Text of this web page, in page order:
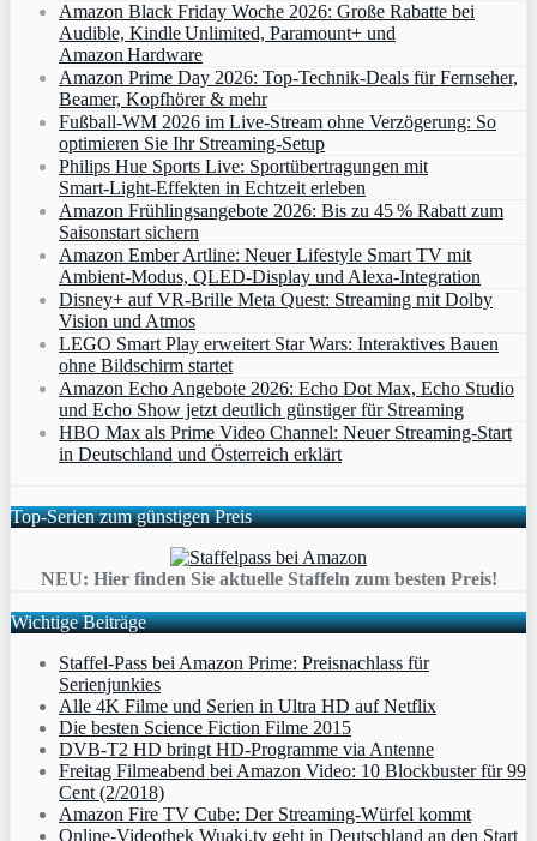
Amazon Black Friday Woche 2026: Große Rabatte bei
Audible, Kindle Unlimited, Paramount+ und
Amazon Hardware
Amazon Prime Day 2026: Top-Technik-Deals für Fernseher,
Beamer, Kopfhörer & mehr
Fußball-WM 2026 im Live-Stream ohne Verzögerung: So
optimieren Sie Ihr Streaming-Setup
Philips Hue Sports Live: Sportübertragungen mit
Smart‑Light‑Effekten in Echtzeit erleben
Amazon Frühlingsangebote 2026: Bis zu 45 % Rabatt zum
Saisonstart sichern
Amazon Ember Artline: Neuer Lifestyle Smart TV mit
Ambient‑Modus, QLED‑Display und Alexa‑Integration
Disney+ auf VR-Brille Meta Quest: Streaming mit Dolby
Vision und Atmos
LEGO Smart Play erweitert Star Wars: Interaktives Bauen
ohne Bildschirm startet
Amazon Echo Angebote 2026: Echo Dot Max, Echo Studio
und Echo Show jetzt deutlich günstiger für Streaming
HBO Max als Prime Video Channel: Neuer Streaming‑Start
in Deutschland und Österreich erklärt
Top-Serien zum günstigen Preis
NEU: Hier finden Sie aktuelle Staffeln zum besten Preis!
Wichtige Beiträge
Staffel-Pass bei Amazon Prime: Preisnachlass für
Serienjunkies
Alle 4K Filme und Serien in Ultra HD auf Netflix
Die besten Science Fiction Filme 2015
DVB-T2 HD bringt HD-Programme via Antenne
Freitag Filmeabend bei Amazon Video: 10 Blockbuster für 99
Cent (2/2018)
Amazon Fire TV Cube: Der Streaming-Würfel kommt
Online-Videothek Wuaki.tv geht in Deutschland an den Start